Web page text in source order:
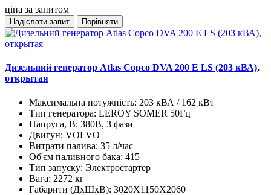
ціна за запитом
Надіслати запит Порівняти
Дизельний генератор Atlas Copco DVA 200 E LS (203 кВА),
открытая
Максимальна потужність: 203 кВА / 162 кВт
Тип генератора: LEROY SOMER 50Гц
Напруга, В: 380В, 3 фази
Двигун: VOLVO
Витрати палива: 35 л/час
Об'єм паливного бака: 415
Тип запуску: Электростартер
Вага: 2272 кг
Габарити (ДхШхВ): 3020X1150X2060